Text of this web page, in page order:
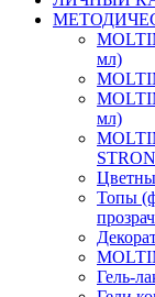
мл)
мл)
Топы
Гель-